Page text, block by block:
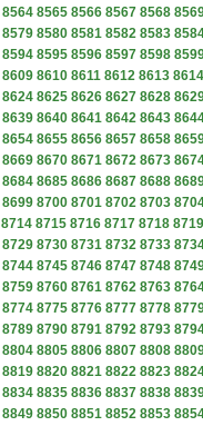
8564 8565 8566 8567 8568
8579 8580 8581 8582 8583
8594 8595 8596 8597 8598
8609 8610 8611 8612 8613 8614
8624 8625 8626 8627 8628
8639 8640 8641 8642 8643
8654 8655 8656 8657 8658
8669 8670 8671 8672 8673
8684 8685 8686 8687 8688
8699 8700 8701 8702 8703
8714 8715 8716 8717 8718 8719
8729 8730 8731 8732 8733
8744 8745 8746 8747 8748
8759 8760 8761 8762 8763
8774 8775 8776 8777 8778
8789 8790 8791 8792 8793
8804 8805 8806 8807 8808
8819 8820 8821 8822 8823
8834 8835 8836 8837 8838
8849 8850 8851 8852 8853